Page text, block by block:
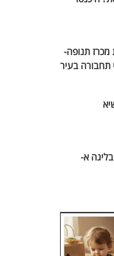
תנופה-
תחבורה בעיר
א-